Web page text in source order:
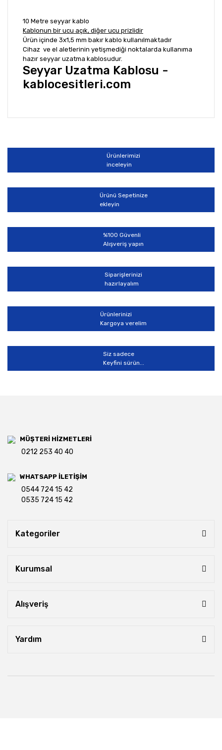
10 Metre seyyar kablo
Kablonun bir ucu açık, diğer ucu prizlidir
Ürün içinde 3x1,5 mm bakır kablo kullanılmaktadır
Cihaz ve el aletlerinin yetişmediği noktalarda kullanıma
hazır seyyar uzatma kablosudur.
Seyyar Uzatma Kablosu -
kablocesitleri.com
Yorum Yaz
Bu ürünün fiyat bilgisi, resim, ürün açıklamalarında ve
Görüş ve önerileriniz için teşekkür ederiz.
Ürün resmi kalitesiz, bozuk veya görüntülenemiyor.
Ürün açıklamasında eksik bilgiler bulunuyor.
Ürün bilgilerinde hatalar bulunuyor.
Ürün fiyatı diğer sitelerden daha pahalı.
Bu ürüne benzer farklı alternatifler olmalı.
Gönder
Ürünlerimizi
inceleyin
Ürünü Sepetinize
ekleyin
%100 Güvenli
Alışveriş yapın
Siparişlerinizi
hazırlayalım
Ürünlerinizi
Kargoya verelim
Siz sadece
Keyfini sürün...
MÜŞTERİ HİZMETLERİ
0212 253 40 40
WHATSAPP İLETİŞİM
0544 724 15 42
0535 724 15 42
Kategoriler
Kurumsal
Alışveriş
Yardım